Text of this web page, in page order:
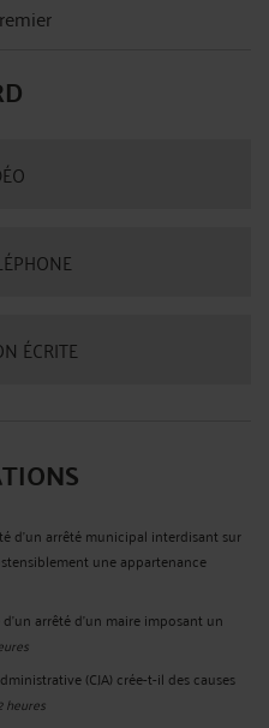
ÉCRITE
d’un arrêté municipal interdisant sur
une appartenance
arrêté d'un maire imposant un
(CJA) crée-t-il des causes
heures